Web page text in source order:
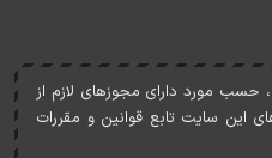
حسب مورد دارای مجوزهای لازم از
اين سايت تابع قوانين و مقررات